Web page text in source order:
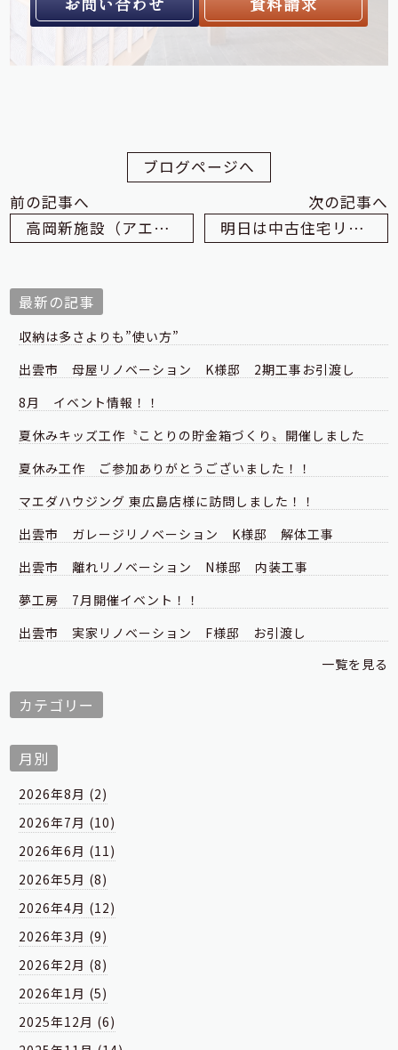
ブログページへ
前の記事へ
高岡新施設（アエルバ）の竣工のお知らせ
次の記事へ
明日は中古住宅リノベーション完成見学会です！
最新の記事
収納は多さよりも”使い方”
出雲市 母屋リノベーション K様邸 2期工事お引渡し
8月 イベント情報！！
夏休みキッズ工作〝ことりの貯金箱づくり〟開催しました
夏休み工作 ご参加ありがとうございました！！
マエダハウジング 東広島店様に訪問しました！！
出雲市 ガレージリノベーション K様邸 解体工事
出雲市 離れリノベーション N様邸 内装工事
夢工房 7月開催イベント！！
出雲市 実家リノベーション F様邸 お引渡し
一覧を見る
カテゴリー
月別
2026年8月 (2)
2026年7月 (10)
2026年6月 (11)
2026年5月 (8)
2026年4月 (12)
2026年3月 (9)
2026年2月 (8)
2026年1月 (5)
2025年12月 (6)